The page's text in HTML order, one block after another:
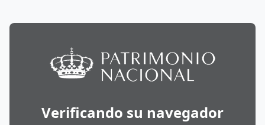
Verificando su navegador